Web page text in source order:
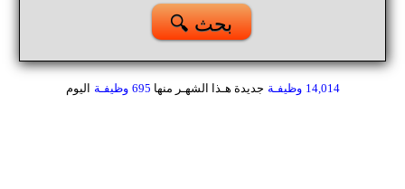
🔍 بحث
14,014 وظيفـة جديدة هـذا الشهـر منها 695 وظيفـة اليوم